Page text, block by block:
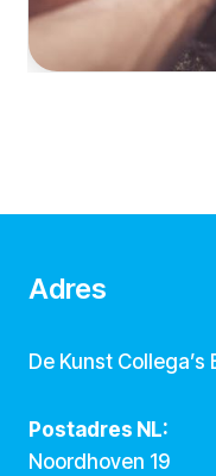
Adres
De Kunst Collega’s
Postadres NL:
Noordhoven 19